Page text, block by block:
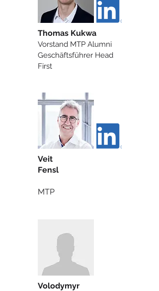
Thomas Kukwa
Vorstand MTP Alumni
Geschäftsführer Head
First
Veit
Fensl
MTP
Volodymyr